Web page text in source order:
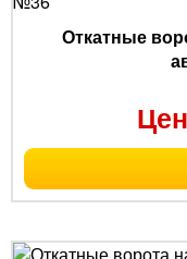
Откатные